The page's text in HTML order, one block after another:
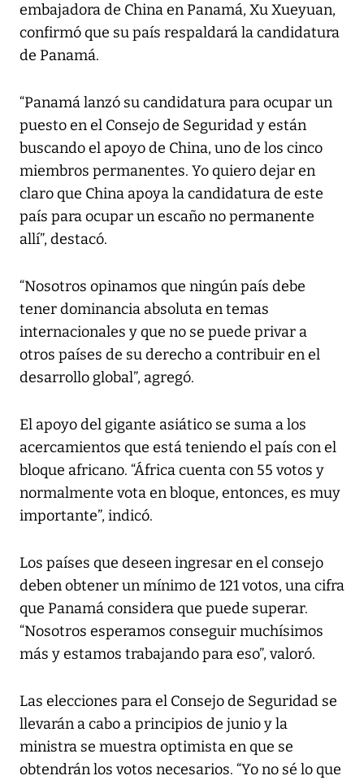
embajadora de China en Panamá, Xu Xueyuan,
confirmó que su país respaldará la candidatura
de Panamá.
“Panamá lanzó su candidatura para ocupar un
puesto en el Consejo de Seguridad y están
buscando el apoyo de China, uno de los cinco
miembros permanentes. Yo quiero dejar en
claro que China apoya la candidatura de este
país para ocupar un escaño no permanente
allí”, destacó.
“Nosotros opinamos que ningún país debe
tener dominancia absoluta en temas
internacionales y que no se puede privar a
otros países de su derecho a contribuir en el
desarrollo global”, agregó.
El apoyo del gigante asiático se suma a los
acercamientos que está teniendo el país con el
bloque africano. “África cuenta con 55 votos y
normalmente vota en bloque, entonces, es muy
importante”, indicó.
Los países que deseen ingresar en el consejo
deben obtener un mínimo de 121 votos, una cifra
que Panamá considera que puede superar.
“Nosotros esperamos conseguir muchísimos
más y estamos trabajando para eso”, valoró.
Las elecciones para el Consejo de Seguridad se
llevarán a cabo a principios de junio y la
ministra se muestra optimista en que se
obtendrán los votos necesarios. “Yo no sé lo que